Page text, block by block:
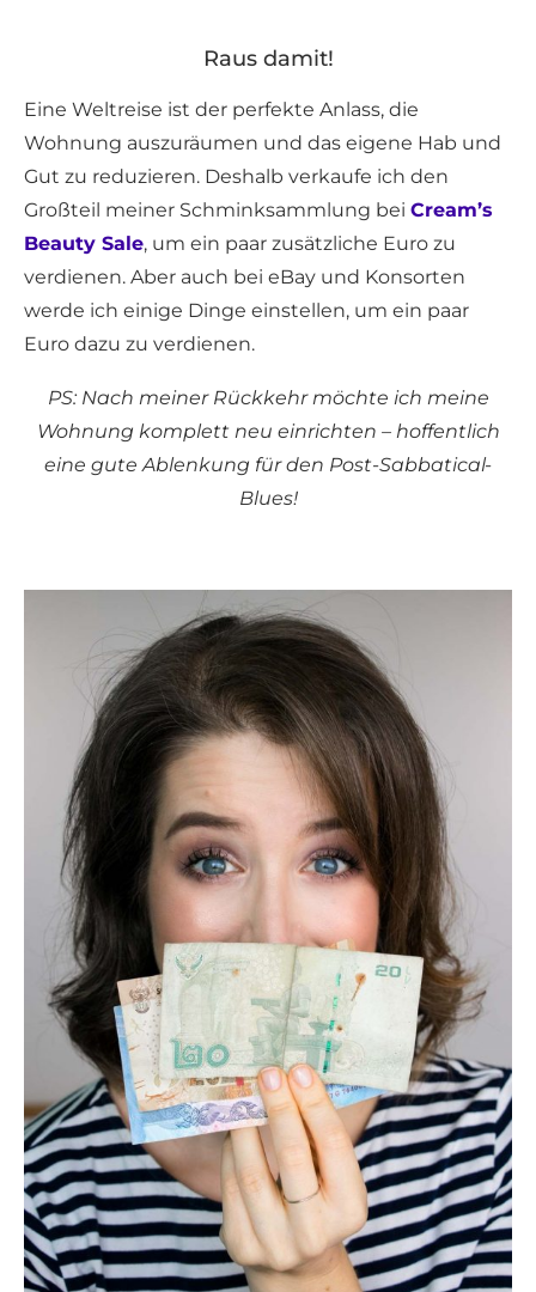
Raus damit!
Eine Weltreise ist der perfekte Anlass, die
Wohnung auszuräumen und das eigene Hab und
Gut zu reduzieren. Deshalb verkaufe ich den
Großteil meiner Schminksammlung bei Cream’s
Beauty Sale, um ein paar zusätzliche Euro zu
verdienen. Aber auch bei eBay und Konsorten
werde ich einige Dinge einstellen, um ein paar
Euro dazu zu verdienen.
PS: Nach meiner Rückkehr möchte ich meine
Wohnung komplett neu einrichten – hoffentlich
eine gute Ablenkung für den Post-Sabbatical-
Blues!